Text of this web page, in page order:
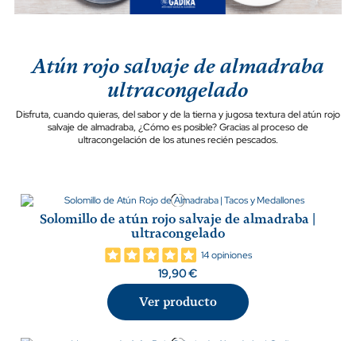
Atún rojo salvaje de almadraba
ultracongelado
Disfruta, cuando quieras, del sabor y de la tierna y jugosa textura del atún rojo
salvaje de almadraba, ¿Cómo es posible? Gracias al proceso de
ultracongelación de los atunes recién pescados.
Solomillo de atún rojo salvaje de almadraba |
ultracongelado
14 opiniones
19,90 €
Ver producto